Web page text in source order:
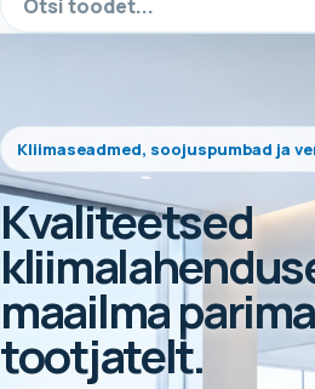
Otsi
Kliimaseadmed, soojuspumbad ja
Kvaliteetsed
maailma
tootjatelt.